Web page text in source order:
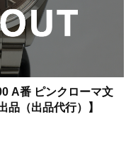
A番 ピンクローマ文
品（出品代行）】